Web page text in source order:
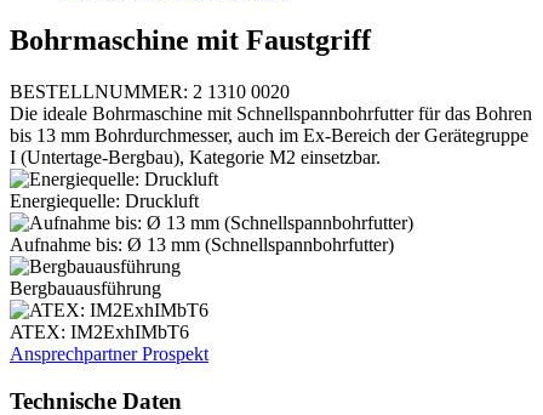
Bohrmaschine mit Faustgriff
BESTELLNUMMER: 2 1310 0020
Die ideale Bohrmaschine mit Schnellspannbohrfutter für das Bohren
bis 13 mm Bohrdurchmesser, auch im Ex-Bereich der Gerätegruppe
I (Untertage-Bergbau), Kategorie M2 einsetzbar.
Energiequelle: Druckluft
Aufnahme bis: Ø 13 mm (Schnellspannbohrfutter)
Bergbauausführung
ATEX: IM2ExhIMbT6
AnsprechpartnerProspekt
Technische Daten